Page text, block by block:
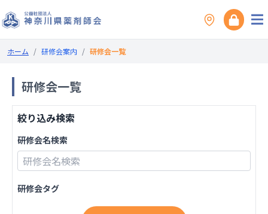
ホーム / 研修会案内 / 研修会一覧
研修会一覧
絞り込み検索
研修会名検索
研修会タグ